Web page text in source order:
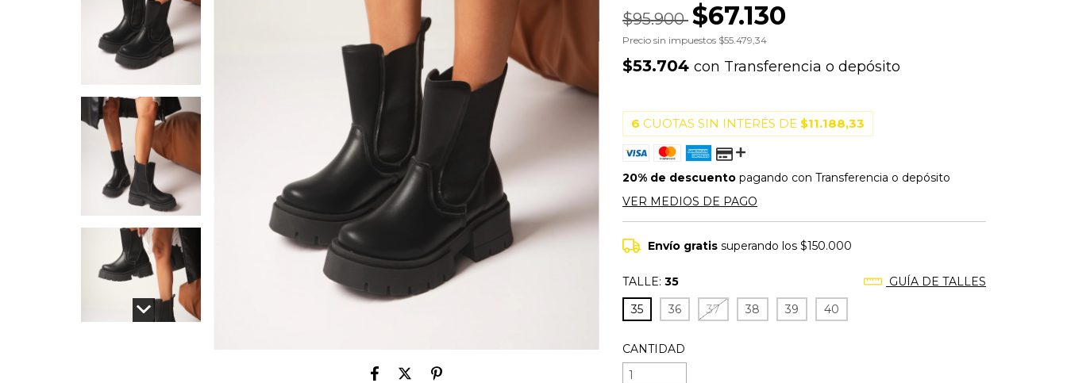
$95.900 $67.130
Precio sin impuestos $55.479,34
$53.704con Transferencia o depósito
6 CUOTAS SIN INTERÉS DE $11.188,33
20% de descuento pagando con Transferencia o depósito
VER MEDIOS DE PAGO
Envío gratis superando los$150.000
TALLE: 35
GUÍA DE TALLES
35
36 37 38 39 40
CANTIDAD